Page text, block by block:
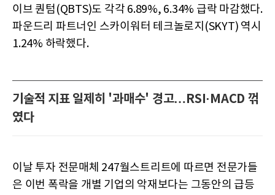
이브 퀀텀(QBTS)도 각각 6.89%, 6.34% 급락 마감했다.
파운드리 파트너인 스카이워터 테크놀로지(SKYT) 역시
1.24% 하락했다.
기술적 지표 일제히 '과매수' 경고…RSI·MACD 꺾
였다
이날 투자 전문매체 247월스트리트에 따르면 전문가들
은 이번 폭락을 개별 기업의 악재보다는 그동안의 급등